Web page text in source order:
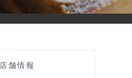
店舗情報